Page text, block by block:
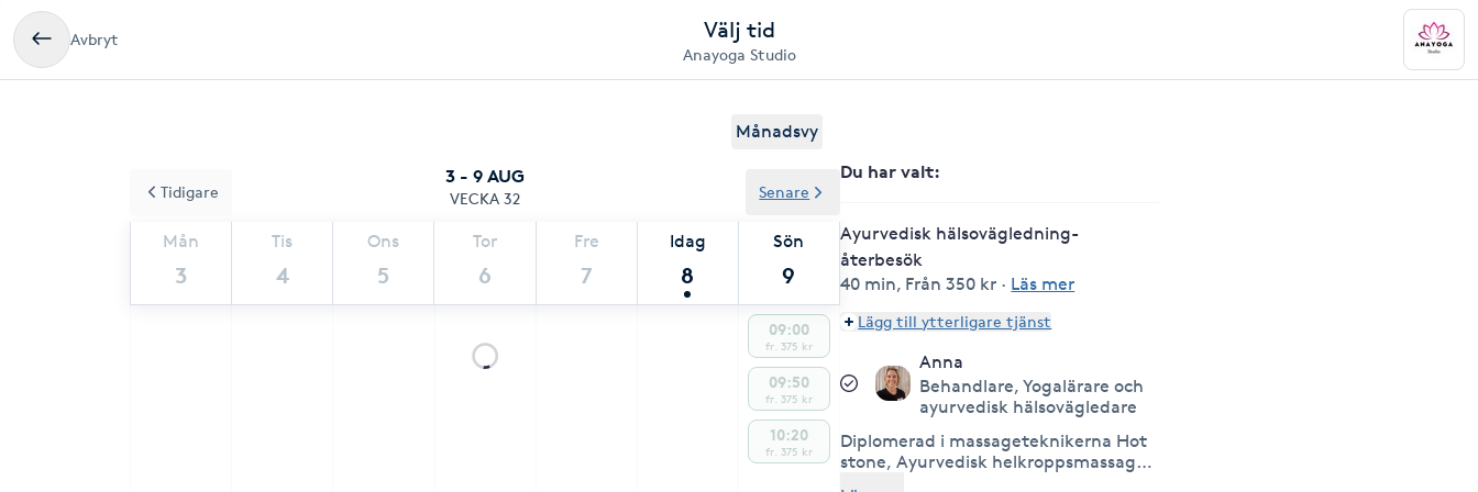
Avbryt Välj tid
Anayoga Studio
Månadsvy
3 - 9 AUG
VECKA 32
Mån
3
Tis
4
Ons
5
Tor
6
Fre
7
Idag
8
Sön
9
Tidigare Senare
09:00
fr. 375 kr
09:50
fr. 375 kr
10:20
fr. 375 kr
Du har valt:
Ayurvedisk hälsovägledning-
återbesök
40 min, Från 350 kr · Läs mer
Lägg till ytterligare tjänst
Anna
Behandlare, Yogalärare och
ayurvedisk hälsovägledare
Diplomerad i massageteknikerna Hot
stone, Ayurvedisk helkroppsmassage